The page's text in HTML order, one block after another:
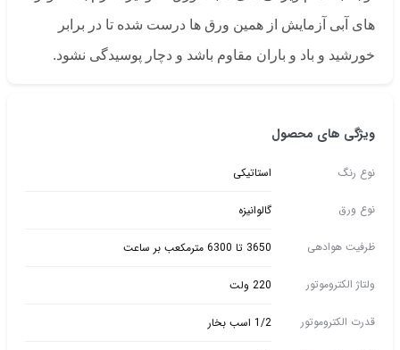
های آبی آزمایش از همین ورق ها درست شده تا در برابر
خورشید و باد و باران مقاوم باشد و دچار پوسیدگی نشود.
ویژگی های محصول
نوع رنگ استاتیکی
نوع ورق گالوانیزه
ظرفیت هوادهی 3650 تا 6300 مترمکعب بر ساعت
ولتاژ الکتروموتور 220 ولت
قدرت الکتروموتور 1/2 اسب بخار